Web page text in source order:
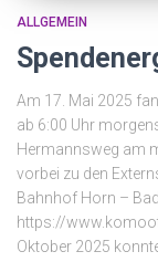
ALLGEMEIN
Am 17. Mai 2025
ab 6:00 Uhr
Hermannsweg am
vorbei zu den
Bahnhof Horn –
https://
Oktober 2025